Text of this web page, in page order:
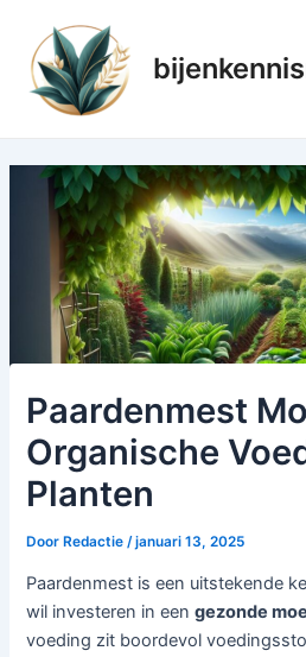
inhoud
Paardenmest
Organische
Planten
DoorRedactie/januari 13, 2025
Paardenmest is een uitstekende
wil investeren in eengezonde
voeding zit boordevol